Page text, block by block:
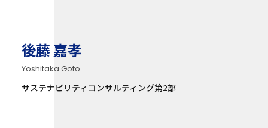
後藤 嘉孝
Yoshitaka Goto
サステナビリティコンサルティング第2部